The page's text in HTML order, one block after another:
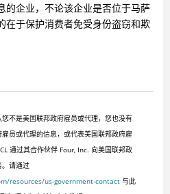
的企业，不论该企业是否位于马萨
在于保护消费者免受身份盗窃和欺
不是美国联邦政府雇员或代理，您也没有
员或代理的信息，或代表美国联邦政府雇
通过其合作伙伴 Four, Inc. 向美国联邦政
请通过
resources/us-government-contact与此